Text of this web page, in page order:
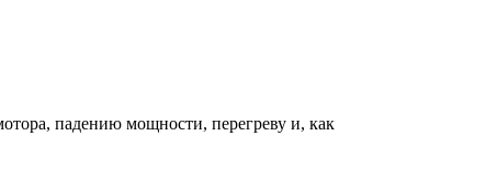
падению мощности, перегреву и, как